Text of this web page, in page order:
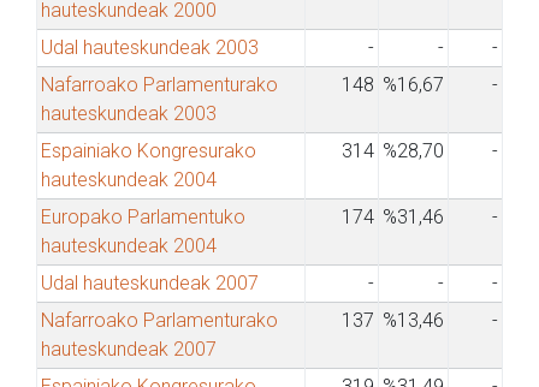
hauteskundeak 2000
Udal hauteskundeak 2003 - -
-
Nafarroako Parlamenturako
hauteskundeak 2003
148 %16,67 -
Espainiako Kongresurako
hauteskundeak 2004
314 %28,70 -
Europako Parlamentuko
hauteskundeak 2004
174 %31,46 -
Udal hauteskundeak 2007 - -
-
Nafarroako Parlamenturako
hauteskundeak 2007
137 %13,46 -